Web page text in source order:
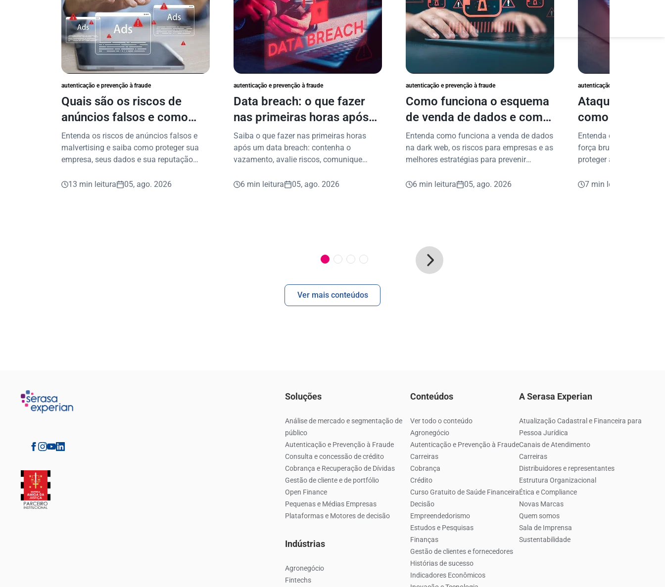
autenticação e prevenção à fraude
Quais são os riscos de
anúncios falsos e como
proteger seu negócio?
Entenda os riscos de anúncios falsos e
malvertising e saiba como proteger sua
empresa, seus dados e sua reputação
13 min leitura
05, ago. 2026
autenticação e prevenção à fraude
Data breach: o que fazer
nas primeiras horas após
vazamento de dados?
Saiba o que fazer nas primeiras horas
após um data breach: contenha o
vazamento, avalie riscos, comunique
6 min leitura
05, ago. 2026
autenticação e prevenção à fraude
Como funciona o esquema
de venda de dados e como
proteger sua empresa?
Entenda como funciona a venda de dados
na dark web, os riscos para empresas e as
melhores estratégias para prevenir
6 min leitura
05, ago. 2026
autenticação e prevenção à
Ataques de
como proteger
dados digitais
Entenda como
força bruta e conheça
proteger acessos,
7 min leitura
Ver mais conteúdos
Soluções
Análise de mercado e segmentação de
público
Autenticação e Prevenção à Fraude
Consulta e concessão de crédito
Cobrança e Recuperação de Dívidas
Gestão de cliente e de portfólio
Open Finance
Pequenas e Médias Empresas
Plataformas e Motores de decisão
Indústrias
Agronegócio
Fintechs
Conteúdos
Ver todo o conteúdo
Agronegócio
Autenticação e Prevenção à Fraude
Carreiras
Cobrança
Crédito
Curso Gratuito de Saúde Financeira
Decisão
Empreendedorismo
Estudos e Pesquisas
Finanças
Gestão de clientes e fornecedores
Histórias de sucesso
Indicadores Econômicos
A Serasa Experian
Atualização Cadastral e Financeira para
Pessoa Jurídica
Canais de Atendimento
Carreiras
Distribuidores e representantes
Estrutura Organizacional
Ética e Compliance
Novas Marcas
Quem somos
Sala de Imprensa
Sustentabilidade